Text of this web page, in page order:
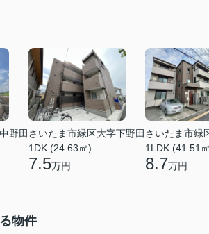
野田 さいたま市緑区大字下野田
1DK (24.63㎡)
7.5万円
さいたま市緑
1LDK (41.51
8.7万円
物件